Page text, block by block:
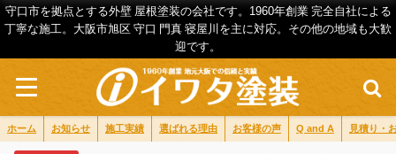
守口市を拠点とする外壁 屋根塗装の会社です。1960年創業 完全自社による
丁寧な施工。大阪市旭区 守口 門真 寝屋川を主に対応。その他の地域も大歓
迎です。
ホーム お知らせ 施工実績 選ばれる理由 お客様の声 Q and A 見積り・